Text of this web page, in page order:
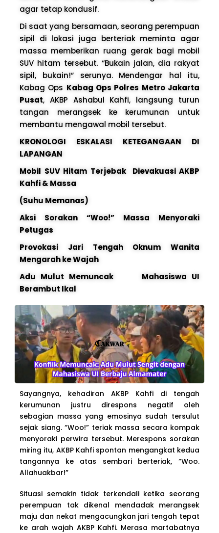
agar tetap kondusif.
Di saat yang bersamaan, seorang perempuan
sipil di lokasi juga berteriak meminta agar
massa memberikan ruang gerak bagi mobil
SUV hitam tersebut. “Bukain jalan, dia rakyat
sipil, bukain!” serunya. Mendengar hal itu,
Kabag Ops Kabag Ops Polres Metro Jakarta
Pusat, AKBP Ashabul Kahfi, langsung turun
tangan merangsek ke kerumunan untuk
membantu mengawal mobil tersebut.
KRONOLOGI ESKALASI KETEGANGAAN DI
LAPANGAN
Mobil SUV Hitam Terjebak Dievakuasi AKBP
Kahfi & Massa
(Suhu Memanas)
Aksi Sorakan “Woo!” Massa Menyoraki
Petugas
Provokasi Jari Tengah Oknum Wanita
Mengarah ke Wajah
Adu Mulut Memuncak Mahasiswa UI
Berambut Ikal
Sayangnya, kehadiran AKBP Kahfi di tengah
kerumunan justru direspons negatif oleh
sebagian massa yang emosinya sudah tersulut
sejak siang. “Woo!” teriak massa secara kompak
menyoraki perwira tersebut. Merespons sorakan
miring itu, AKBP Kahfi spontan mengangkat kedua
tangannya ke atas sembari berteriak, “Woo.
Allahuakbar!”
Situasi semakin tidak terkendali ketika seorang
perempuan tak dikenal mendadak merangsek
maju dan nekat mengacungkan jari tengah tepat
ke arah wajah AKBP Kahfi. Merasa martabatnya